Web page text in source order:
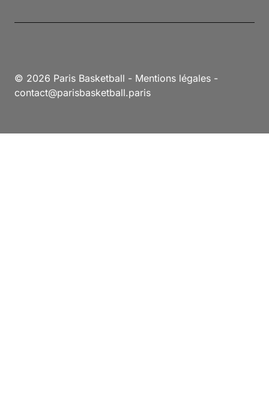
© 2026 Paris Basketball - Mentions légales -
contact@parisbasketball.paris